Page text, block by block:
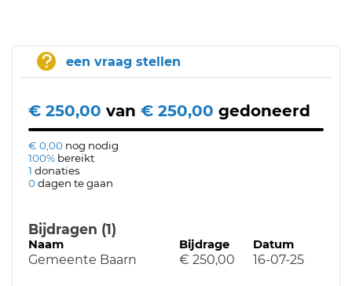
een vraag stellen
€ 250,00 van € 250,00 gedoneerd
€ 0,00 nog nodig
100% bereikt
1 donaties
0dagen te gaan
Bijdragen (1)
Naam Bijdrage Datum
Gemeente Baarn € 250,00 16-07-25